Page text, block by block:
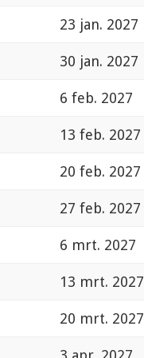
23 jan. 2027
30 jan. 2027
6 feb. 2027
13 feb. 2027
20 feb. 2027
27 feb. 2027
6 mrt. 2027
13 mrt. 2027
20 mrt. 2027